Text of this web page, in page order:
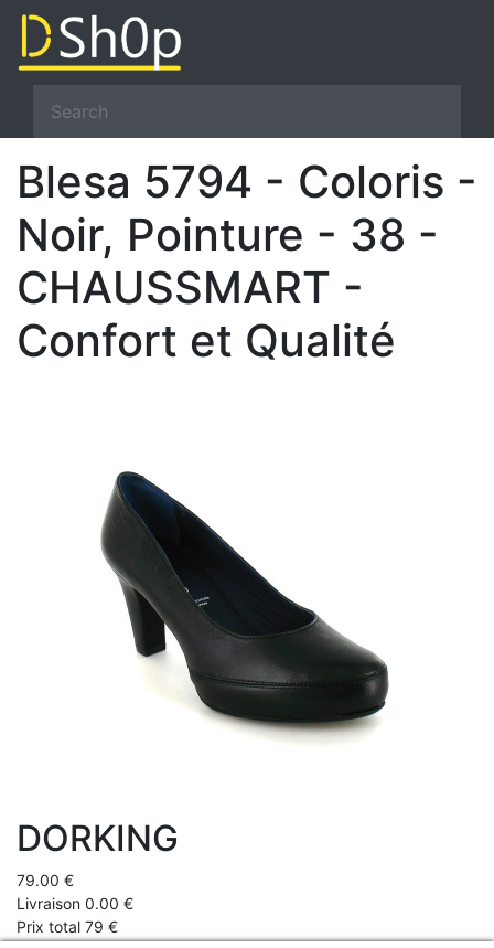
Blesa 5794 - Coloris -
Noir, Pointure - 38 -
CHAUSSMART -
Confort et Qualité
DORKING
79.00 €
Livraison 0.00 €
Prix total 79 €